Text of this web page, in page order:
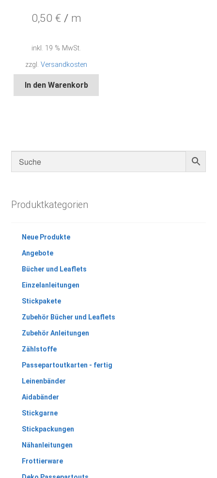
0,50 € / m
inkl. 19 % MwSt.
zzgl.Versandkosten
In den Warenkorb
Produktkategorien
Neue Produkte
Angebote
Bücher und Leaflets
Einzelanleitungen
Stickpakete
Zubehör Bücher und Leaflets
Zubehör Anleitungen
Zählstoffe
Passepartoutkarten - fertig
Leinenbänder
Aidabänder
Stickgarne
Stickpackungen
Nähanleitungen
Frottierware